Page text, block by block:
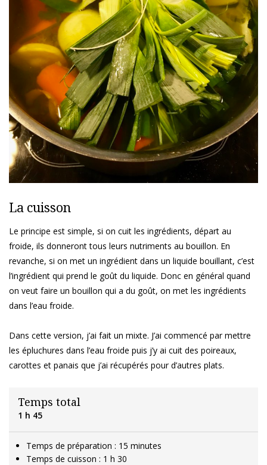
La cuisson
Le principe est simple, si on cuit les ingrédients, départ au
froide, ils donneront tous leurs nutriments au bouillon. En
revanche, si on met un ingrédient dans un liquide bouillant, c’est
l’ingrédient qui prend le goût du liquide. Donc en général quand
on veut faire un bouillon qui a du goût, on met les ingrédients
dans l’eau froide.
Dans cette version, j’ai fait un mixte. J’ai commencé par mettre
les épluchures dans l’eau froide puis j’y ai cuit des poireaux,
carottes et panais que j’ai récupérés pour d’autres plats.
Temps total
1 h 45
Temps de préparation : 15 minutes
Temps de cuisson : 1 h 30